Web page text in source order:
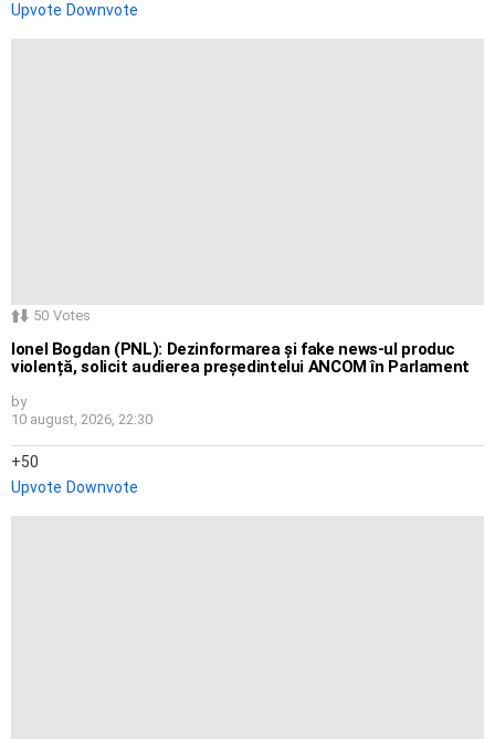
Upvote Downvote
50 Votes
Ionel Bogdan (PNL): Dezinformarea și fake news-ul produc
violență, solicit audierea președintelui ANCOM în Parlament
by
10 august, 2026, 22:30
50
Upvote Downvote